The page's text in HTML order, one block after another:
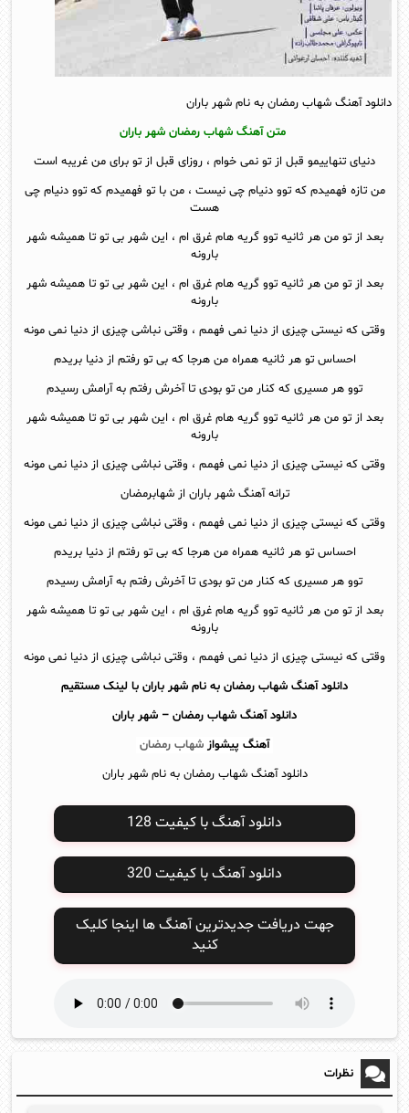
دانلود آهنگ شهاب رمضان به نام شهر باران
متن آهنگ شهاب رمضان شهر باران
دنیای تنهاییمو قبل از تو نمی خوام ، روزای قبل از تو برای من غریبه است
من تازه فهمیدم که توو دنیام چی نیست ، من با تو فهمیدم که توو دنیام چی
هست
بعد از تو من هر ثانیه توو گریه هام غرق ام ، این شهر بی تو تا همیشه شهر
بارونه
بعد از تو من هر ثانیه توو گریه هام غرق ام ، این شهر بی تو تا همیشه شهر
بارونه
وقتی که نیستی چیزی از دنیا نمی فهمم ، وقتی نباشی چیزی از دنیا نمی مونه
احساس تو هر ثانیه همراه من هرجا که بی تو رفتم از دنیا بریدم
توو هر مسیری که کنار من تو بودی تا آخرش رفتم به آرامش رسیدم
بعد از تو من هر ثانیه توو گریه هام غرق ام ، این شهر بی تو تا همیشه شهر
بارونه
وقتی که نیستی چیزی از دنیا نمی فهمم ، وقتی نباشی چیزی از دنیا نمی مونه
ترانه آهنگ شهر باران از شهابرمضان
وقتی که نیستی چیزی از دنیا نمی فهمم ، وقتی نباشی چیزی از دنیا نمی مونه
احساس تو هر ثانیه همراه من هرجا که بی تو رفتم از دنیا بریدم
توو هر مسیری که کنار من تو بودی تا آخرش رفتم به آرامش رسیدم
بعد از تو من هر ثانیه توو گریه هام غرق ام ، این شهر بی تو تا همیشه شهر
بارونه
وقتی که نیستی چیزی از دنیا نمی فهمم ، وقتی نباشی چیزی از دنیا نمی مونه
دانلود آهنگ شهاب رمضان به نام شهر باران با لینک مستقیم
دانلود آهنگ شهاب رمضان – شهر باران
آهنگ پیشواز شهاب رمضان
دانلود آهنگ شهاب رمضان به نام شهر باران
دانلود آهنگ با کیفیت 128
دانلود آهنگ با کیفیت 320
جهت دریافت جدیدترین آهنگ ها اینجا کلیک
کنید
نظرات